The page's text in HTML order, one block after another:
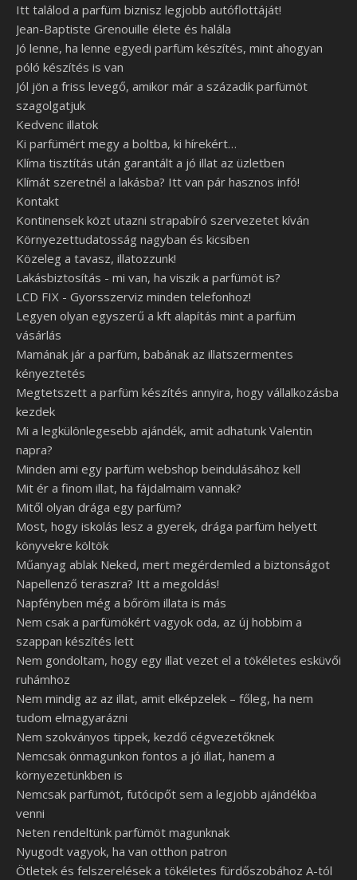
Itt találod a parfüm biznisz legjobb autóflottáját!
Jean-Baptiste Grenouille élete és halála
Jó lenne, ha lenne egyedi parfüm készítés, mint ahogyan
póló készítés is van
Jól jön a friss levegő, amikor már a századik parfümöt
szagolgatjuk
Kedvenc illatok
Ki parfümért megy a boltba, ki hírekért…
Klíma tisztítás után garantált a jó illat az üzletben
Klímát szeretnél a lakásba? Itt van pár hasznos infó!
Kontakt
Kontinensek közt utazni strapabíró szervezetet kíván
Környezettudatosság nagyban és kicsiben
Közeleg a tavasz, illatozzunk!
Lakásbiztosítás - mi van, ha viszik a parfümöt is?
LCD FIX - Gyorsszerviz minden telefonhoz!
Legyen olyan egyszerű a kft alapítás mint a parfüm
vásárlás
Mamának jár a parfüm, babának az illatszermentes
kényeztetés
Megtetszett a parfüm készítés annyira, hogy vállalkozásba
kezdek
Mi a legkülönlegesebb ajándék, amit adhatunk Valentin
napra?
Minden ami egy parfüm webshop beindulásához kell
Mit ér a finom illat, ha fájdalmaim vannak?
Mitől olyan drága egy parfüm?
Most, hogy iskolás lesz a gyerek, drága parfüm helyett
könyvekre költök
Műanyag ablak Neked, mert megérdemled a biztonságot
Napellenző teraszra? Itt a megoldás!
Napfényben még a bőröm illata is más
Nem csak a parfümökért vagyok oda, az új hobbim a
szappan készítés lett
Nem gondoltam, hogy egy illat vezet el a tökéletes esküvői
ruhámhoz
Nem mindig az az illat, amit elképzelek – főleg, ha nem
tudom elmagyarázni
Nem szokványos tippek, kezdő cégvezetőknek
Nemcsak önmagunkon fontos a jó illat, hanem a
környezetünkben is
Nemcsak parfümöt, futócipőt sem a legjobb ajándékba
venni
Neten rendeltünk parfümöt magunknak
Nyugodt vagyok, ha van otthon patron
Ötletek és felszerelések a tökéletes fürdőszobához A-tól